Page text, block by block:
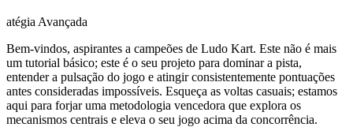
atégia Avançada
Bem-vindos, aspirantes a campeões de Ludo Kart. Este não é mais
um tutorial básico; este é o seu projeto para dominar a pista,
entender a pulsação do jogo e atingir consistentemente pontuações
antes consideradas impossíveis. Esqueça as voltas casuais; estamos
aqui para forjar uma metodologia vencedora que explora os
mecanismos centrais e eleva o seu jogo acima da concorrência.